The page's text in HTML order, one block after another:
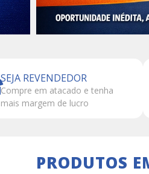
SEJA REVENDEDOR
Compre em atacado e tenha
mais margem de lucro
PRODUTOS